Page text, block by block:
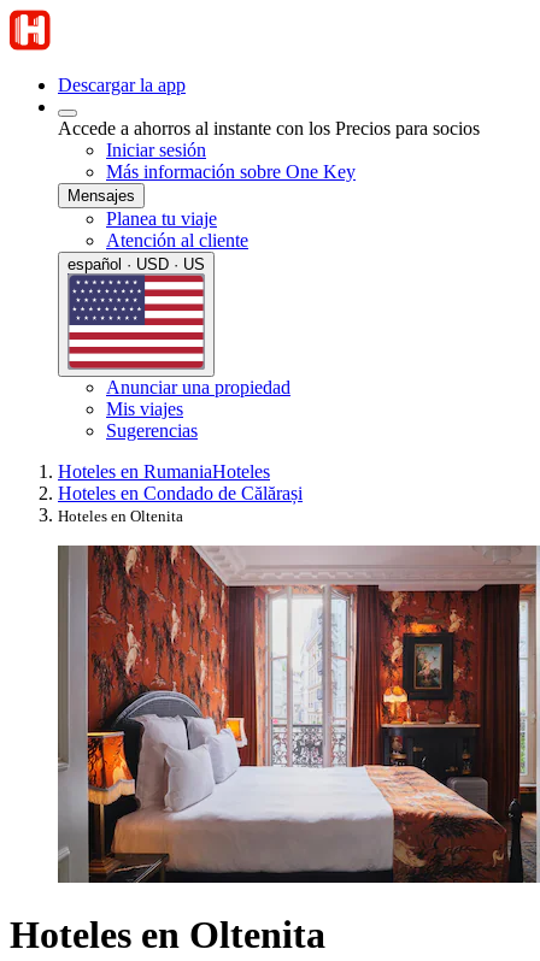
Descargar la app
Accede a ahorros al instante con los Precios para socios
Iniciar sesión
Más información sobre One Key
Mensajes
Planea tu viaje
Atención al cliente
español · USD · US
Anunciar una propiedad
Mis viajes
Sugerencias
Hoteles en RumaniaHoteles
Hoteles en Condado de Călărași
Hoteles en Oltenita
Hoteles en Oltenita